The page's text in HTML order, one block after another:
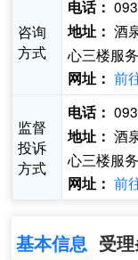
咨询
方式
电话：
地址： 酒
心三楼服
网址： 前
监督
投诉
方式
电话：
地址： 酒
心三楼服
网址： 前
基本信息 受